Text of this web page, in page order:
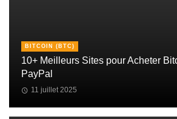
BITCOIN (BTC)
10+ Meilleurs Sites pour Acheter
PayPal
11 juillet 2025